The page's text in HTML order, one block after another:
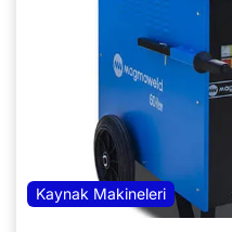
Kaynak Makineleri